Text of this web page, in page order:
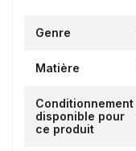
Genre
Matière
Conditionnement
disponible pour
ce produit